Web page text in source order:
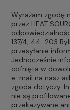
Wyrażam zgodę
przez HEAT
137/4, 44-203
przesyłanie
Jednocześnie
cofnięta w
e-mail na nasz
zgoda dotyczy.
nie są
przekazywane